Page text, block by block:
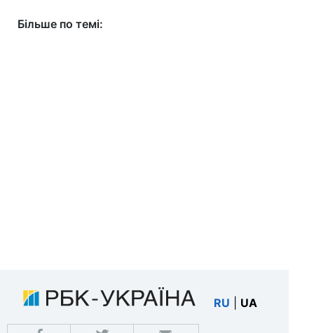
Більше по темі:
RU UA